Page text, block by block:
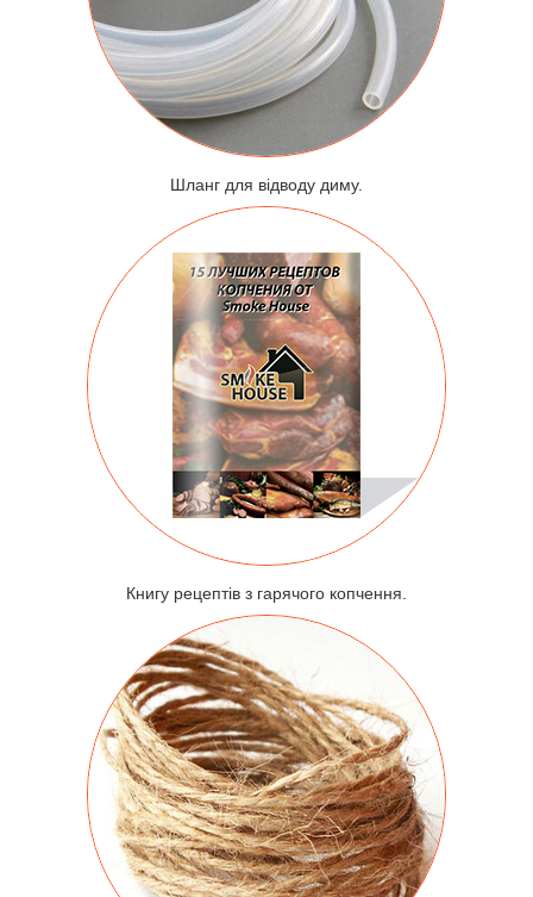
Шланг для відводу диму.
Книгу рецептів з гарячого копчення.